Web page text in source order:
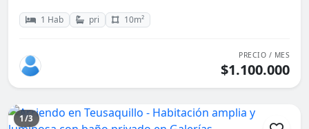
1 Hab pri 10m²
PRECIO / MES
$1.100.000
1/3